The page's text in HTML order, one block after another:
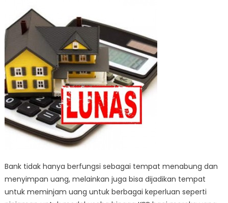
Bank tidak hanya berfungsi sebagai tempat menabung dan
menyimpan uang, melainkan juga bisa dijadikan tempat
untuk meminjam uang untuk berbagai keperluan seperti